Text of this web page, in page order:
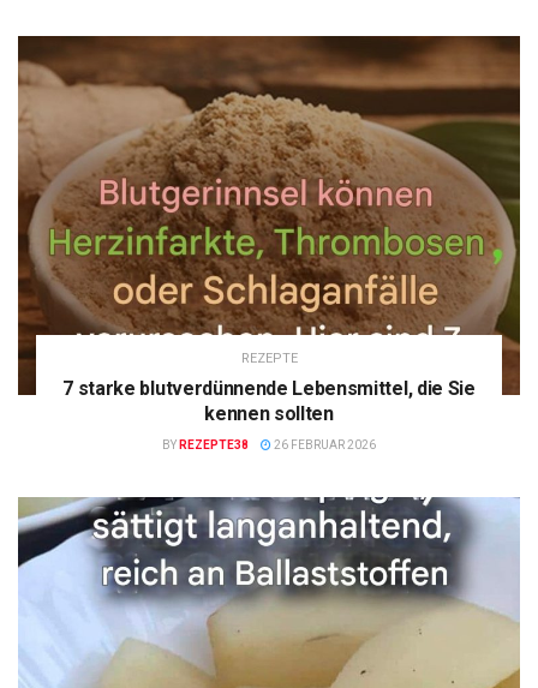
REZEPTE
7 starke blutverdünnende Lebensmittel, die Sie
kennen sollten
BY REZEPTE38 26 FEBRUAR 2026